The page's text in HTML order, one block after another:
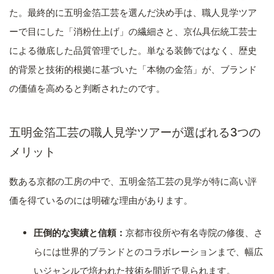
た。最終的に五明金箔工芸を選んだ決め手は、職人見学ツア
ーで目にした「消粉仕上げ」の繊細さと、京仏具伝統工芸士
による徹底した品質管理でした。単なる装飾ではなく、歴史
的背景と技術的根拠に基づいた「本物の金箔」が、ブランド
の価値を高めると判断されたのです。
五明金箔工芸の職人見学ツアーが選ばれる3つの
メリット
数ある京都の工房の中で、五明金箔工芸の見学が特に高い評
価を得ているのには明確な理由があります。
圧倒的な実績と信頼： 京都市役所や有名寺院の修復、さ
らには世界的ブランドとのコラボレーションまで、幅広
いジャンルで培われた技術を間近で見られます。